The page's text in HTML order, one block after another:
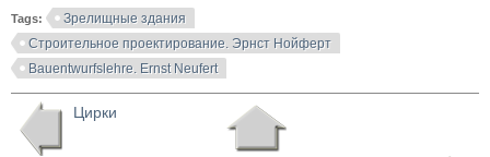
Tags:
Зрелищные здания
Строительное проектирование. Эрнст Нойферт
Bauentwurfslehre. Ernst Neufert
Цирки